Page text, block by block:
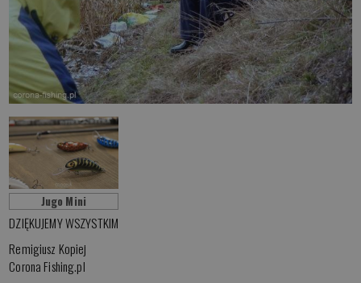
Jugo Mini
DZIĘKUJEMY WSZYSTKIM
Remigiusz Kopiej
Corona Fishing.pl